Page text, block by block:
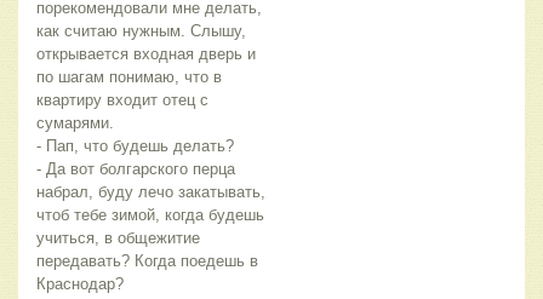
порекомендовали мне делать,
как считаю нужным. Слышу,
открывается входная дверь и
по шагам понимаю, что в
квартиру входит отец с
сумарями.
- Пап, что будешь делать?
- Да вот болгарского перца
набрал, буду лечо закатывать,
чтоб тебе зимой, когда будешь
учиться, в общежитие
передавать? Когда поедешь в
Краснодар?